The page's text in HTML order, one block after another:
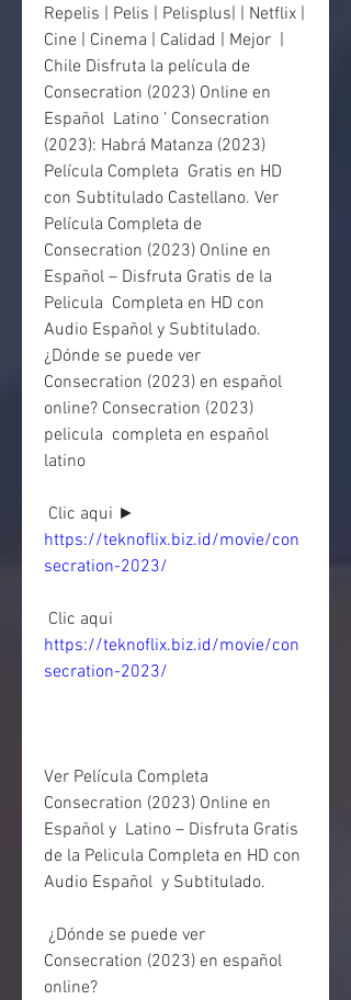
Repelis | Pelis | Pelisplus| | Netflix |
Cine | Cinema | Calidad | Mejor  |
Chile Disfruta la película de
Consecration (2023) Online en
Español  Latino ’ Consecration
(2023): Habrá Matanza (2023)
Película Completa  Gratis en HD
con Subtitulado Castellano. Ver
Película Completa de
Consecration (2023) Online en
Español – Disfruta Gratis de la
Pelicula  Completa en HD con
Audio Español y Subtitulado.
¿Dónde se puede ver
Consecration (2023) en español
online? Consecration (2023)
pelicula  completa en español
latino
https://teknoflix.biz.id/movie/con
secration-2023/
https://teknoflix.biz.id/movie/con
secration-2023/
Ver Película Completa
Consecration (2023) Online en
Español y  Latino – Disfruta Gratis
de la Pelicula Completa en HD con
Audio Español  y Subtitulado.
Consecration (2023) en español
online?